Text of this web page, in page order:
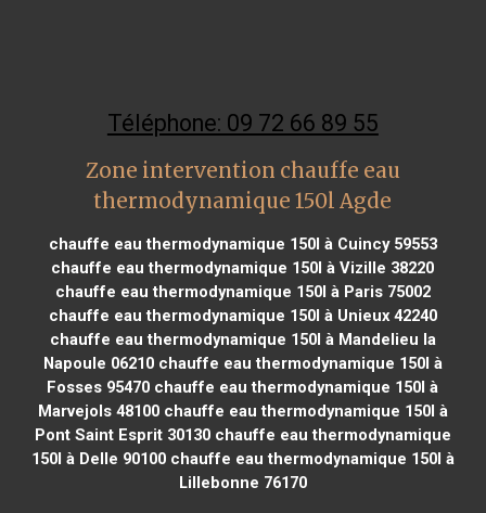
Téléphone: 09 72 66 89 55
Zone intervention chauffe eau
thermodynamique 150l Agde
chauffe eau thermodynamique 150l à Cuincy 59553
chauffe eau thermodynamique 150l à Vizille 38220
chauffe eau thermodynamique 150l à Paris 75002
chauffe eau thermodynamique 150l à Unieux 42240
chauffe eau thermodynamique 150l à Mandelieu la
Napoule 06210chauffe eau thermodynamique 150l à
Fosses 95470 chauffe eau thermodynamique 150l à
Marvejols 48100chauffe eau thermodynamique 150l à
Pont Saint Esprit 30130chauffe eau thermodynamique
150l à Delle 90100chauffe eau thermodynamique 150l à
Lillebonne 76170